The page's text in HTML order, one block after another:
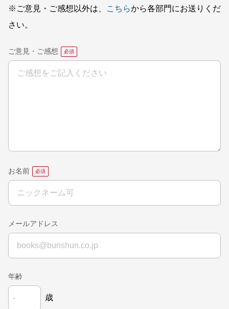
※ご意見・ご感想以外は、
こちらから各部門にお送りくだ
さい。
ご意見・ご感想
お名前
メールアドレス
年齢
歳